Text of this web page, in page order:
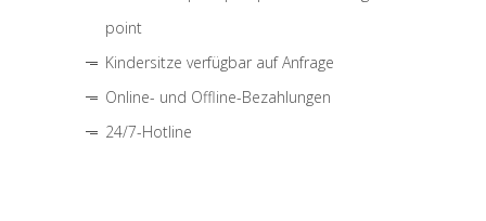
point
Kindersitze verfügbar auf Anfrage
Online- und Offline-Bezahlungen
24/7-Hotline